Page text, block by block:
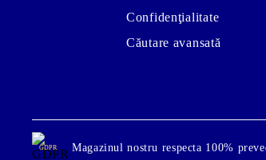
Confidenţialitate
Căutare avansată
GDPR Magazinul nostru respecta 100%